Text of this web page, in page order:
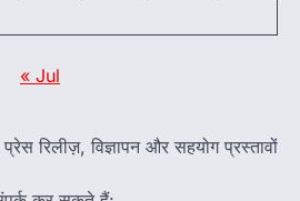
« Jul
रिलीज़, विज्ञापन और सहयोग प्रस्तावों